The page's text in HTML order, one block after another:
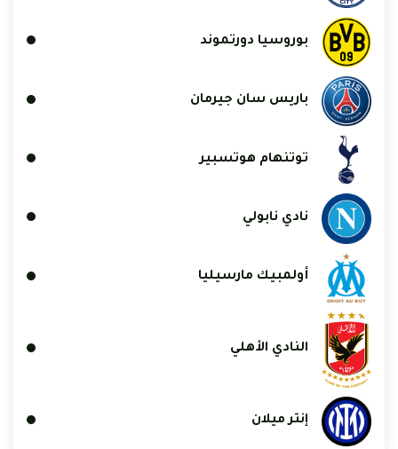
بوروسيا دورتموند
باريس سان جيرمان
توتنهام هوتسبير
نادي نابولي
أولمبيك مارسيليا
النادي الأهلي
إنتر ميلان